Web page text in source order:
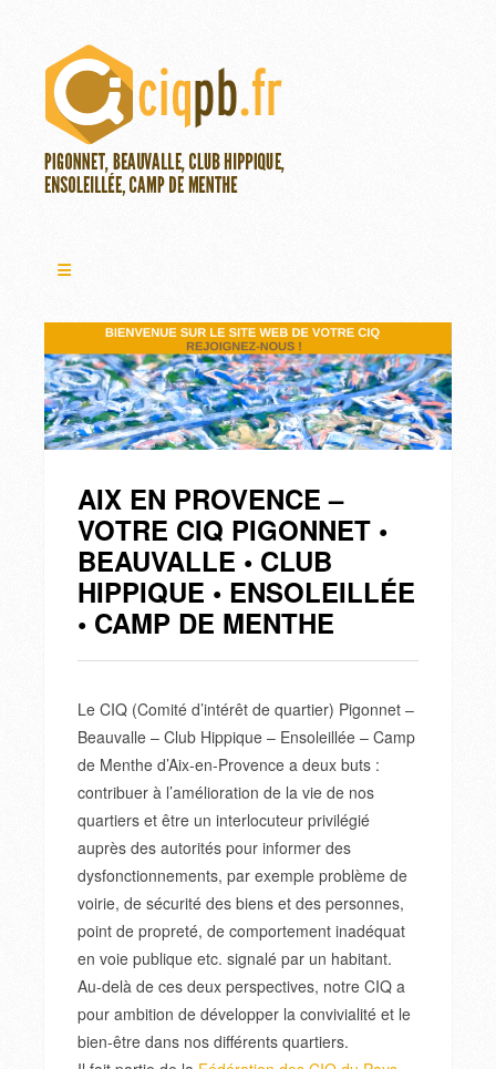
AIX EN PROVENCE –
VOTRE CIQ PIGONNET •
BEAUVALLE • CLUB
HIPPIQUE • ENSOLEILLÉE
• CAMP DE MENTHE
Le CIQ (Comité d’intérêt de quartier) Pigonnet –
Beauvalle – Club Hippique – Ensoleillée – Camp
de Menthe d’Aix-en-Provence a deux buts :
contribuer à l’amélioration de la vie de nos
quartiers et être un interlocuteur privilégié
auprès des autorités pour informer des
dysfonctionnements, par exemple problème de
voirie, de sécurité des biens et des personnes,
point de propreté, de comportement inadéquat
en voie publique etc. signalé par un habitant.
Au-delà de ces deux perspectives, notre CIQ a
pour ambition de développer la convivialité et le
bien-être dans nos différents quartiers.